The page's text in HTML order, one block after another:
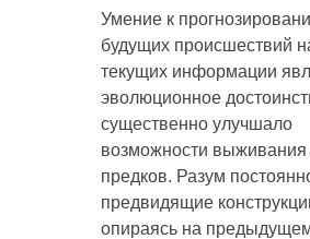
Умение к
будущих происшествий
текущих информации
эволюционное
существенно улучшало
возможности выживания
предков. Разум
предвидящие
опираясь на